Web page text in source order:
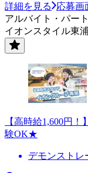
詳細を見る
応募画
アルバイト・パート
イオンスタイル東
【高時給1,600円
験OK★
デモンストレ